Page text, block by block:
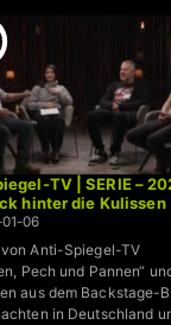
TV | SERIE –
hinter die Kulissen
06
Anti-Spiegel-TV
Pech und Pannen“
aus dem Backstage-
in Deutschland